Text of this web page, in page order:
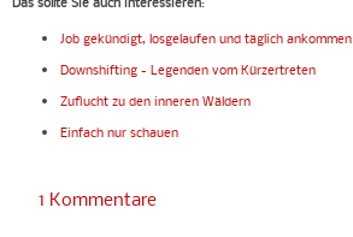
Das sollte Sie auch interessieren:
Job gekündigt, losgelaufen und täglich ankommen
Downshifting - Legenden vom Kürzertreten
Zuflucht zu den inneren Wäldern
Einfach nur schauen
1 Kommentare